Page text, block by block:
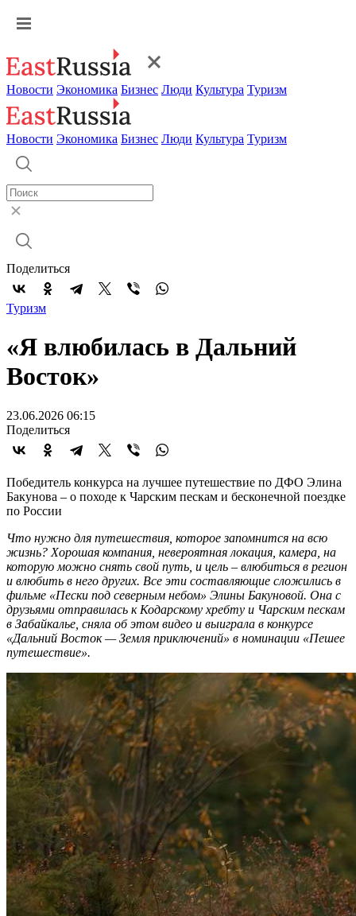
Новости Экономика Бизнес Люди Культура Туризм
Новости Экономика Бизнес Люди Культура Туризм
Поделиться
Туризм
«Я влюбилась в Дальний
Восток»
23.06.2026 06:15
Поделиться
Победитель конкурса на лучшее путешествие по ДФО Элина
Бакунова – о походе к Чарским пескам и бесконечной поездке
по России
Что нужно для путешествия, которое запомнится на всю
жизнь? Хорошая компания, невероятная локация, камера, на
которую можно снять свой путь, и цель – влюбиться в регион
и влюбить в него других. Все эти составляющие сложились в
фильме «Пески под северным небом» Элины Бакуновой. Она с
друзьями отправилась к Кодарскому хребту и Чарским пескам
в Забайкалье, сняла об этом видео и выиграла в конкурсе
«Дальний Восток — Земля приключений» в номинации «Пешее
путешествие».